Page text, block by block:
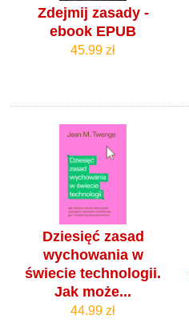
Zdejmij zasady -
ebook EPUB
45.99 zł
Dziesięć zasad
wychowania w
świecie technologii.
Jak może...
44.99 zł